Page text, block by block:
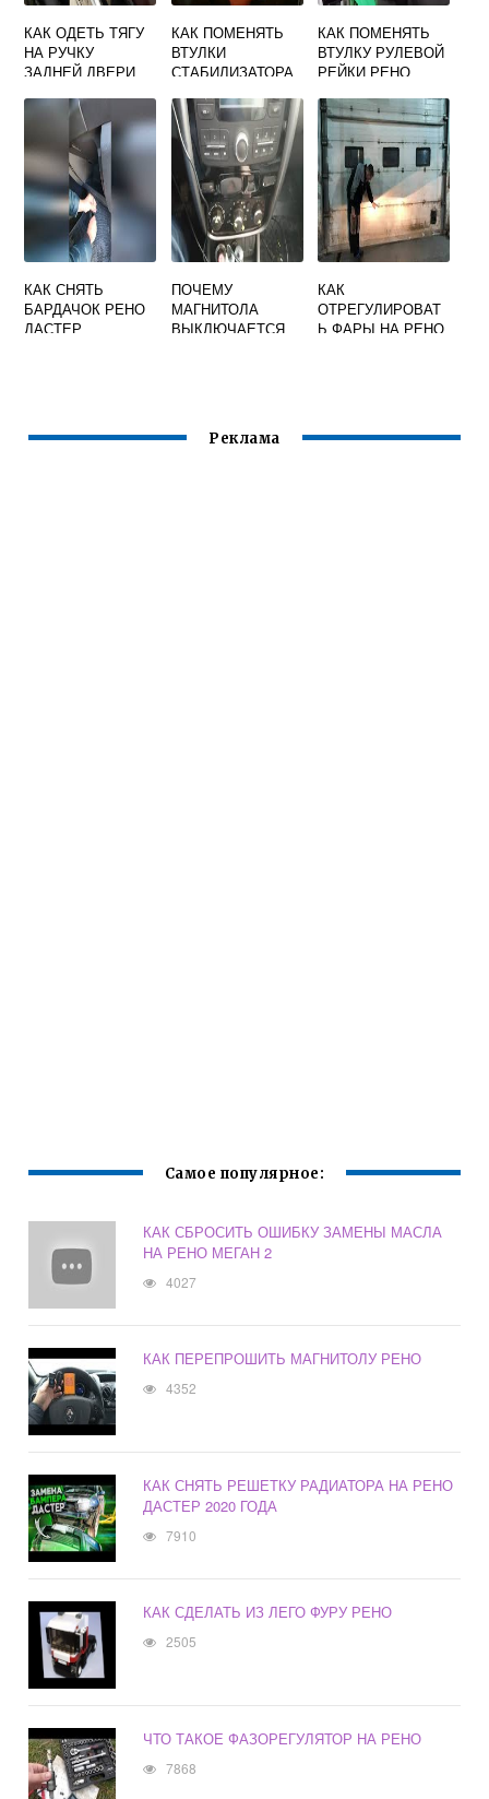
КАК ОДЕТЬ ТЯГУ
НА РУЧКУ
ЗАДНЕЙ ДВЕРИ
КАК ПОМЕНЯТЬ
ВТУЛКИ
СТАБИЛИЗАТОРА
КАК ПОМЕНЯТЬ
ВТУЛКУ РУЛЕВОЙ
РЕЙКИ РЕНО
КАК СНЯТЬ
БАРДАЧОК РЕНО
ДАСТЕР
ПОЧЕМУ
МАГНИТОЛА
ВЫКЛЮЧАЕТСЯ
КАК
ОТРЕГУЛИРОВАТ
Ь ФАРЫ НА РЕНО
Реклама
Самое популярное:
КАК СБРОСИТЬ ОШИБКУ ЗАМЕНЫ МАСЛА
НА РЕНО МЕГАН 2
4027
КАК ПЕРЕПРОШИТЬ МАГНИТОЛУ РЕНО
4352
КАК СНЯТЬ РЕШЕТКУ РАДИАТОРА НА РЕНО
ДАСТЕР 2020 ГОДА
7910
КАК СДЕЛАТЬ ИЗ ЛЕГО ФУРУ РЕНО
2505
ЧТО ТАКОЕ ФАЗОРЕГУЛЯТОР НА РЕНО
7868